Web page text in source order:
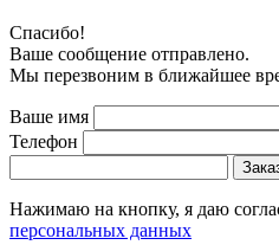
Cпасибо!
Ваше сообщение отправлено.
Мы перезвоним в ближайшее
Ваше имя
Телефон
Нажимаю на кнопку, я даю
персональных данных